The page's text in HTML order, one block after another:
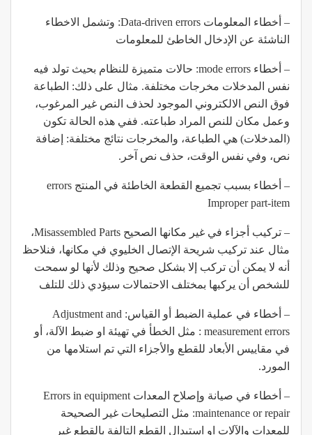
– أخطاء المعلومات Data-driven errors: وتشمل الاخطاء
الناشئة عن الإدخال الخاطئ للمعلومات
– أخطاء mode errors: حالات متميزة للنظام بحيث تولد فيه
نفس المدخلات مخرجات مختلفة. مثال على ذلك: الطباعة
فوق النص الالكتروني الموجود لحذف النص غير المرغوب،
وعمل مكان للنص المراد طباعته. ففي هذه الحالة تكون
(المدخلات) هي الطباعة، والمخرجات نتائج مختلفة: إضافة
نص، وفي نفس الوقت، حذف نص آخر.
– أخطاء بسبب تجميع القطعة الخاطئة في المنتج errors
Improper part-item
– تركيب أجزاء في غير مكانها الصحيح Misassembled Parts،
مثال عند تركيب شريحة الإتصال الخليوي في مكانها، فنلاحظ
أنه لا يمكن أن تركب إلا بشكل صحيح وذلك لأنها لو سمحت
للشخص أن يركبها بمختلف الاحتمالات سيؤدي ذلك للتلف
– أخطاء في عملية الضبط أو القياس: Adjustment and
measurement errors : مثل الخطأ في تهيئة او ضبط الآلة، أو
في مقاييس الأبعاد للقطع والأجزاء التي تم استلامها من
المورد.
– أخطاء في صيانة وإصلاح المعدات Errors in equipment
maintenance or repair: مثل التصليحات غير الصحيحة
للمعدات والآلات او استبدال القطع التالفة بالقطع غير